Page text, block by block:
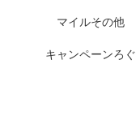
マイルその他
キャンペーンろぐ